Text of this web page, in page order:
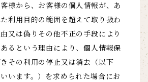
様から、お客様の個人情報が、あ
利用目的の範囲を超えて取り扱わ
又は偽りその他不正の手段により
るという理由により、個人情報保
その利用の停止又は消去（以下
いいます。）を求められた場合にお